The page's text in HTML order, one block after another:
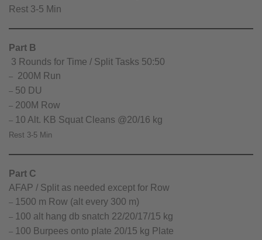
Rest 3-5 Min
Part B
3 Rounds for Time / Split Tasks 50:50
– 200M Run
– 50 DU
– 200M Row
– 10 Alt. KB Squat Cleans @20/16 kg
Rest 3-5 Min
Part C
AFAP / Split as needed except for Row
– 1500 m Row (alt every 300 m)
– 100 alt hang db snatch 22/20/17/15 kg
– 100 Burpees onto plate 20/15 kg Plate